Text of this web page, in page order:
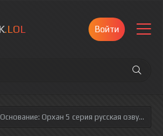
.LOL Войти
Орхан 5 серия русская озвучка полностью смотреть онлайн!